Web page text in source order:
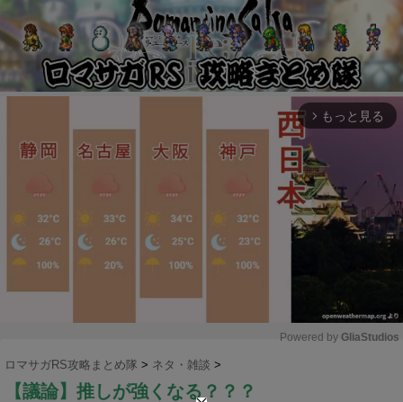
arrow_forward_ios もっと見る
Powered by GliaStudios
ロマサガRS攻略まとめ隊 > ネタ・雑談 >
【議論】推しが強くなる？？？